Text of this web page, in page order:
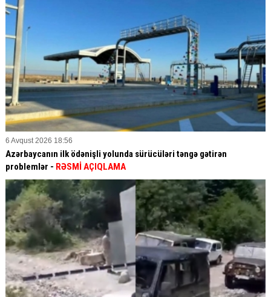
6 Avqust 2026 18:56
Azərbaycanın ilk ödənişli yolunda sürücüləri təngə gətirən
problemlər - RƏSMİ AÇIQLAMA